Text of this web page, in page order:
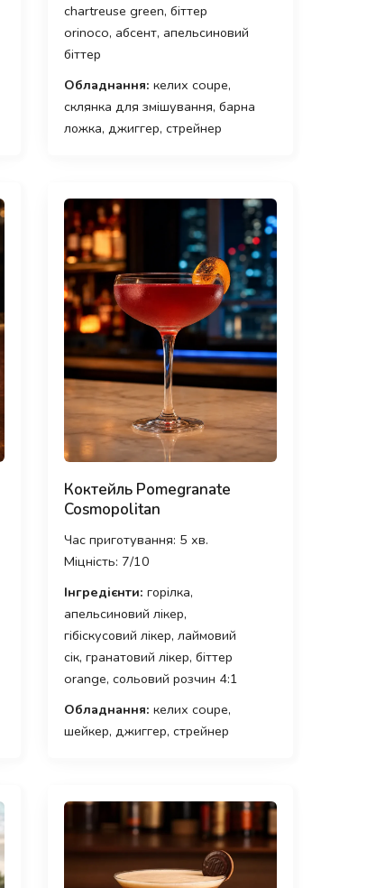
chartreuse green, біттер
orinoco, абсент, апельсиновий
біттер
Обладнання: келих coupe,
склянка для змішування, барна
ложка, джиггер, стрейнер
Коктейль Pomegranate
Cosmopolitan
Час приготування: 5 хв.
Міцність: 7/10
Інгредієнти: горілка,
апельсиновий лікер,
гібіскусовий лікер, лаймовий
сік, гранатовий лікер, біттер
orange, сольовий розчин 4:1
Обладнання: келих coupe,
шейкер, джиггер, стрейнер